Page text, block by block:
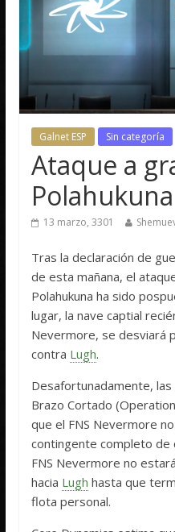
Galnet ESP Sin categoría
Ataque a
13 marzo, 3301
Tras la declaración de
de esta mañana, el
Polahukuna ha sido
lugar, la nave captial
Nevermore, se desviará
contra Lugh.
Desafortunadamente,
Brazo Cortado
que el FNS Nevermore
contingente completo de
FNS Nevermore no
hacia Lugh hasta que
flota personal.